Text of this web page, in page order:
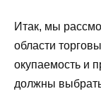
Итак, мы
области
окупаемость и
должны